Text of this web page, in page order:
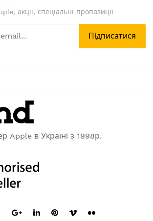
акції, спеціальні пропозиції
Підписатися
Apple в Україні з 1998р.